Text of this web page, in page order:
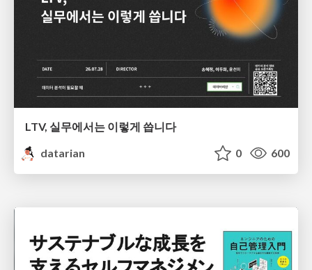
LTV, 실무에서는 이렇게 씁니다
datarian
0 600